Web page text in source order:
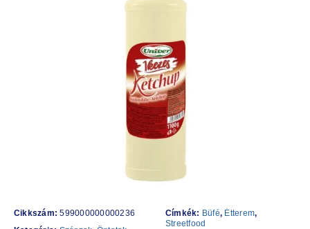
Cikkszám:599000000000236
Címkék: Büfé, Étterem,
Streetfood